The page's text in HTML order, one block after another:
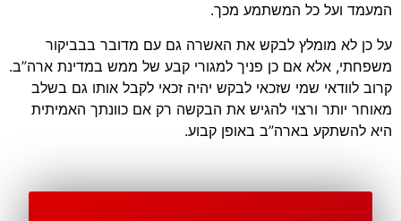
המעמד ועל כל המשתמע מכך.
על כן לא מומלץ לבקש את האשרה גם עם מדובר בבביקור
משפחתי, אלא אם כן פניך למגורי קבע של ממש במדינת ארה”ב.
קרוב לוודאי שמי שזכאי לבקש יהיה זכאי לקבל אותו גם בשלב
מאוחר יותר ורצוי להגיש את הבקשה רק אם כוונתך האמיתית
היא להשתקע בארה”ב באופן קבוע.